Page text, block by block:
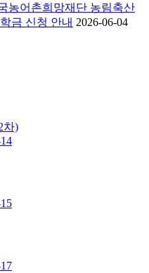
농어촌희망재단 농림축산
금 신청 안내 2026-06-04
차)